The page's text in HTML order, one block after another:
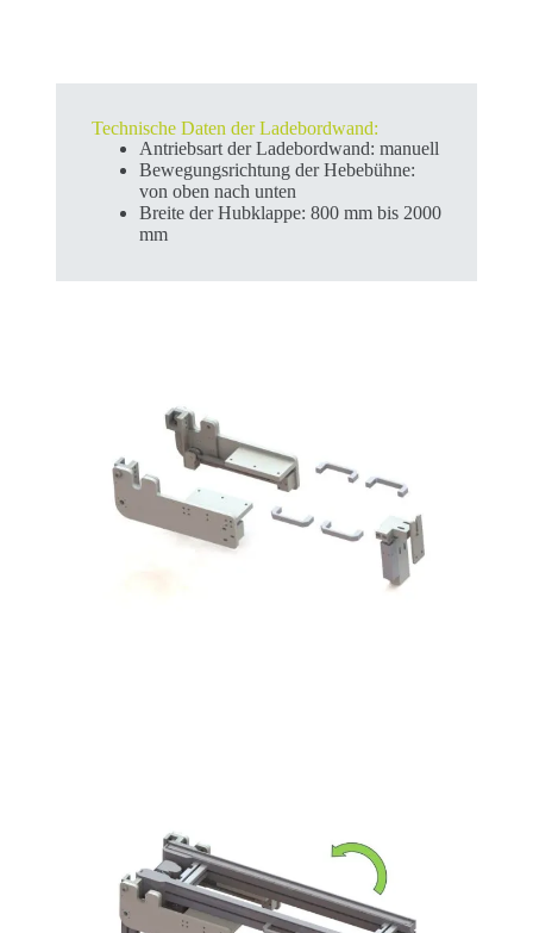
Technische Daten der Ladebordwand:
Antriebsart der Ladebordwand: manuell
Bewegungsrichtung der Hebebühne:
von oben nach unten
Breite der Hubklappe: 800 mm bis 2000
mm